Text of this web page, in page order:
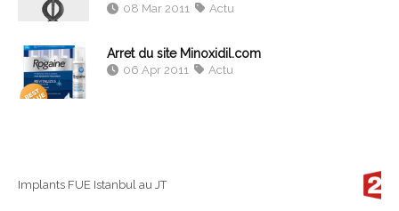
08 Mar 2011 Actu
Arret du site Minoxidil.com
06 Apr 2011 Actu
Implants FUE Istanbul au JT